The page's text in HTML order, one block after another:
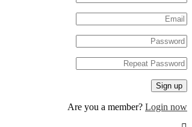
Are you a member? Login now